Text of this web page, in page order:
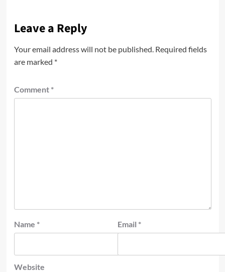
Leave a Reply
Your email address will not be published. Required fields
are marked *
Comment *
Name * Email *
Website